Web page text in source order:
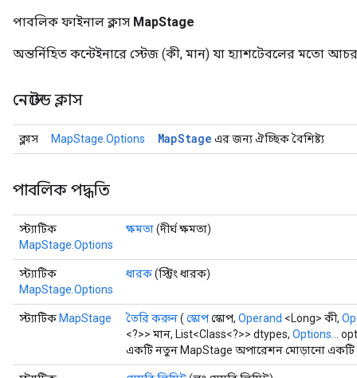
পাবলিক ফাইনাল ক্লাস MapStage
অন্তর্নিহিত কন্টেইনারে স্টেজ (কী, মান) যা হ্যাশটেবলের মতো
নেস্টেড ক্লাস
ক্লাস MapStage.Options MapStage এর জন্য ঐচ্ছিক বৈশিষ্ট্য
পাবলিক পদ্ধতি
স্ট্যাটিক
MapStage.Options
ক্ষমতা(দীর্ঘ ক্ষমতা)
স্ট্যাটিক
MapStage.Options
ধারক(স্ট্রিং ধারক)
স্ট্যাটিক MapStage তৈরি করুন( স্কোপস্কোপ, Operand <Long> কী,
<?>> মান, List<Class<?>> dtypes, Options...
একটি নতুন MapStage অপারেশন মোড়ানো একটি